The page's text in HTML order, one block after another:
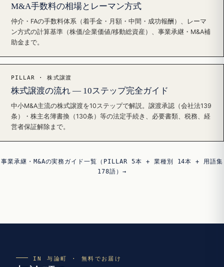
M&A手数料の相場とレーマン方式
仲介・FAの手数料体系（着手金・月額・中間・成功報酬）、レーマ
ン方式の計算基準（株価/企業価値/移動総資産）、事業承継・M&A補
助金まで。
PILLAR · 株式譲渡
株式譲渡の流れ — 10ステップ完全ガイド
中小M&A主流の株式譲渡を10ステップで解説。譲渡承認（会社法139
条）・株主名簿書換（130条）等の法定手続き、必要書類、税務、経
営者保証解除まで。
事業承継・M&Aの実務ガイド一覧（PILLAR 5本 + 業種別 14本 + 用語集
178語）→
IN 与論町 · 無料でお届け